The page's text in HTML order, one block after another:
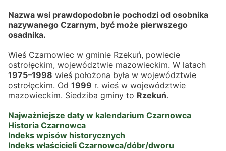
Nazwa wsi prawdopodobnie pochodzi od osobnika
nazywanego Czarnym, być może pierwszego
osadnika.
Wieś Czarnowiec w gminie Rzekuń, powiecie
1975–1998 wieś położona była w województwie
ostrołęckim. Od 1999 r. wieś w województwie
mazowieckim. Siedziba gminy to Rzekuń.
Najważniejsze daty w kalendarium Czarnowca
Historia Czarnowca
Indeks wpisów historycznych
Indeks właścicieli Czarnowca/dóbr/dworu